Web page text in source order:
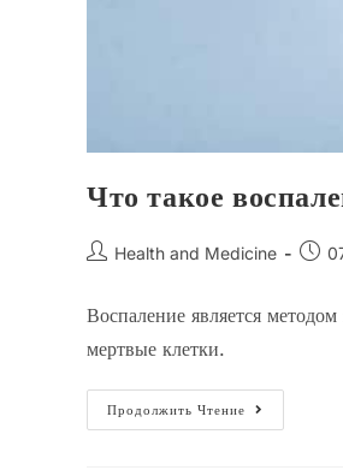
Что такое
АвторHealth and Medicine
Воспаление является
мертвые клетки.
Продолжить Чтение
Что
Такое